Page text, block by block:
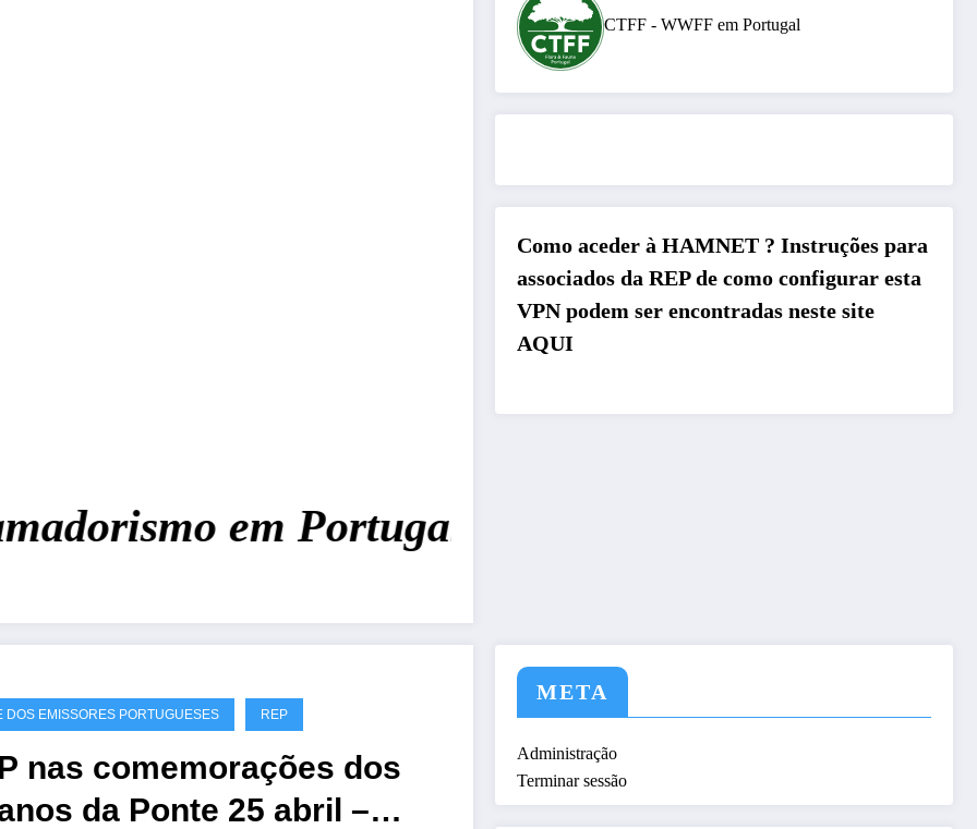
em Portugal!Juntem a nós ! Seja nosso
CTFF - WWFF em Portugal
Como aceder à HAMNET ? Instruções para
associados da REP de como configurar esta
VPN podem ser encontradas neste site
AQUI
DOS EMISSORES PORTUGUESES REP
nas comemorações dos
da Ponte 25 abril –
META
Administração
Terminar sessão